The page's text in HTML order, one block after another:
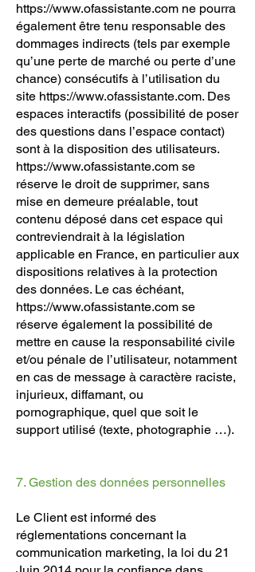
https://www.ofassistante.com ne pourra
également être tenu responsable des
dommages indirects (tels par exemple
qu’une perte de marché ou perte d’une
chance) consécutifs à l’utilisation du
site https://www.ofassistante.com. Des
espaces interactifs (possibilité de poser
des questions dans l’espace contact)
sont à la disposition des utilisateurs.
https://www.ofassistante.com se
réserve le droit de supprimer, sans
mise en demeure préalable, tout
contenu déposé dans cet espace qui
contreviendrait à la législation
applicable en France, en particulier aux
dispositions relatives à la protection
des données. Le cas échéant,
https://www.ofassistante.com se
réserve également la possibilité de
mettre en cause la responsabilité civile
et/ou pénale de l’utilisateur, notamment
en cas de message à caractère raciste,
injurieux, diffamant, ou
pornographique, quel que soit le
support utilisé (texte, photographie …).
7. Gestion des données personnelles
Le Client est informé des
réglementations concernant la
communication marketing, la loi du 21